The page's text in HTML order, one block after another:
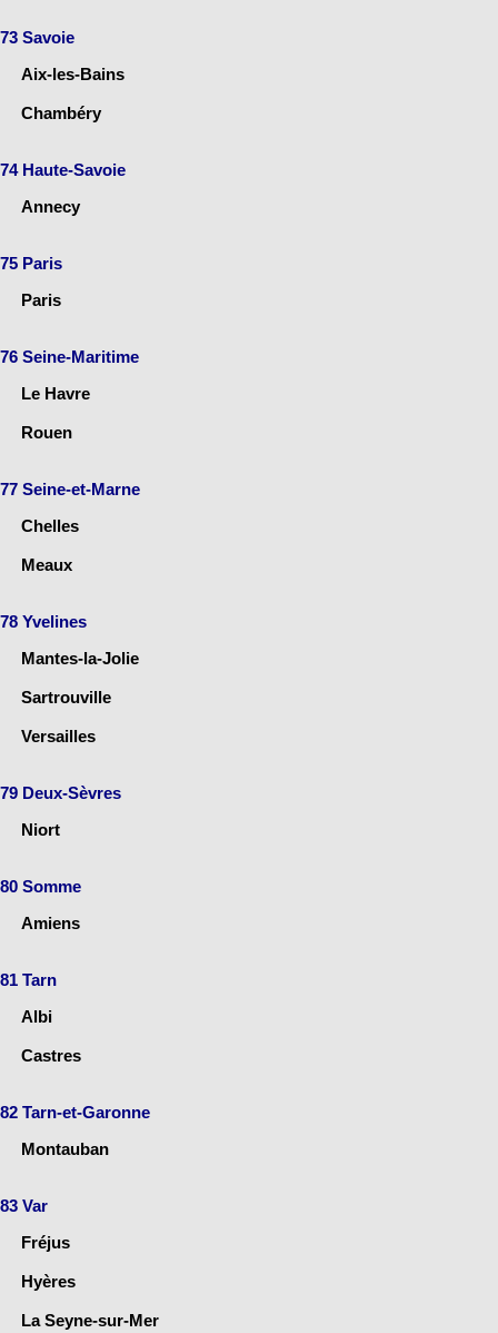
73 Savoie
Aix-les-Bains
Chambéry
74 Haute-Savoie
Annecy
75 Paris
Paris
76 Seine-Maritime
Le Havre
Rouen
77 Seine-et-Marne
Chelles
Meaux
78 Yvelines
Mantes-la-Jolie
Sartrouville
Versailles
79 Deux-Sèvres
Niort
80 Somme
Amiens
81 Tarn
Albi
Castres
82 Tarn-et-Garonne
Montauban
83 Var
Fréjus
Hyères
La Seyne-sur-Mer